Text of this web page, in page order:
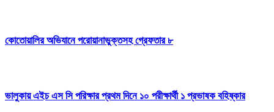
কোতোয়ালির অভিযানে পরোয়ানাভুক্তসহ গ্রেফতার ৮
ভালুকায় এইচ এস সি পরিক্ষার প্রথম দিনে ১০ পরীক্ষার্থী ১ প্রভাষক বহিষ্কার